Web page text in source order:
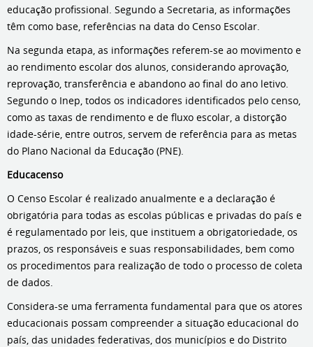
educação profissional. Segundo a Secretaria, as informações
têm como base, referências na data do Censo Escolar.
Na segunda etapa, as informações referem-se ao movimento e
ao rendimento escolar dos alunos, considerando aprovação,
reprovação, transferência e abandono ao final do ano letivo.
Segundo o Inep, todos os indicadores identificados pelo censo,
como as taxas de rendimento e de fluxo escolar, a distorção
idade-série, entre outros, servem de referência para as metas
do Plano Nacional da Educação (PNE).
Educacenso
O Censo Escolar é realizado anualmente e a declaração é
obrigatória para todas as escolas públicas e privadas do país e
é regulamentado por leis, que instituem a obrigatoriedade, os
prazos, os responsáveis e suas responsabilidades, bem como
os procedimentos para realização de todo o processo de coleta
de dados.
Considera-se uma ferramenta fundamental para que os atores
educacionais possam compreender a situação educacional do
país, das unidades federativas, dos municípios e do Distrito